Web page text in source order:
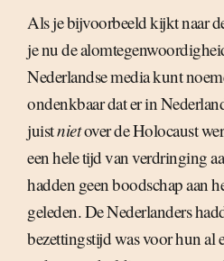
Als je bijvoorbeeld kijkt naar
je nu de
Nederlandse media kunt
ondenkbaar dat er in
juistnietover de Holocaust
een hele tijd van verdringing
hadden geen boodschap aan
geleden. De Nederlanders
bezettingstijd was voor hun al